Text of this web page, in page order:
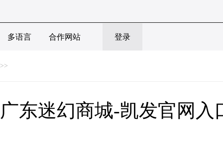
多语言 合作网站 登录
>>
广东迷幻商城-凯发官网入